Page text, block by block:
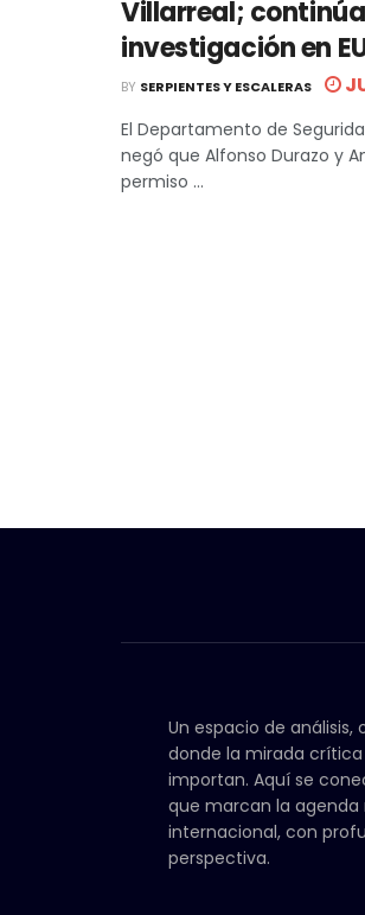
Villarreal;
investigación en
BY SERPIENTES Y ESCALERAS
El Departamento de
negó que Alfonso Durazo y
permiso ...
Un espacio de análisis,
donde la mirada
importan. Aquí se
que marcan la agenda
internacional, con
perspectiva.